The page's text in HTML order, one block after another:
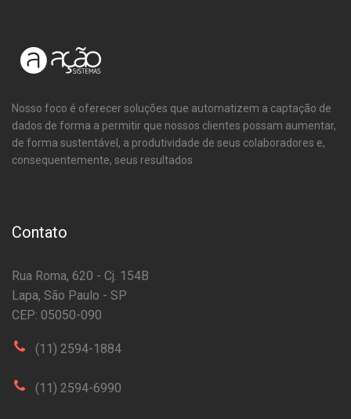
Nosso foco é oferecer soluções que automatizem a captação de
dados de forma a permitir que nossos clientes possam aumentar,
de forma sustentável, a produtividade de seus colaboradores e,
consequentemente, seus resultados
Contato
Rua Roma, 620 - Cj. 154B
Lapa, São Paulo - SP
CEP: 05050-090
(11) 2594-1884
(11) 2594-6990